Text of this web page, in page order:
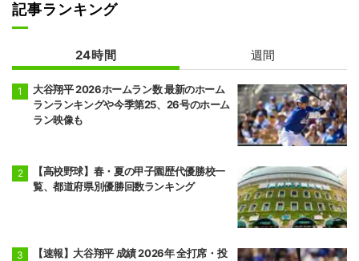
記事ランキング
24時間 週間
大谷翔平 2026ホームラン数 最新のホーム
ランランキングや今季第25、26号のホーム
ラン映像も
【高校野球】春・夏の甲子園歴代優勝校一
覧、都道府県別優勝回数ランキング
【速報】大谷翔平 成績 2026年 全打席・投